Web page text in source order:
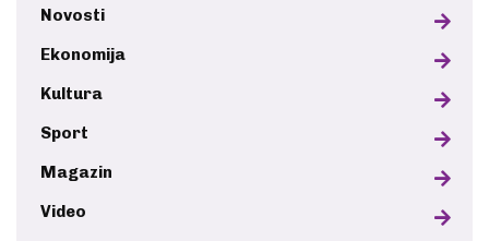
Novosti
Ekonomija
Kultura
Sport
Magazin
Video